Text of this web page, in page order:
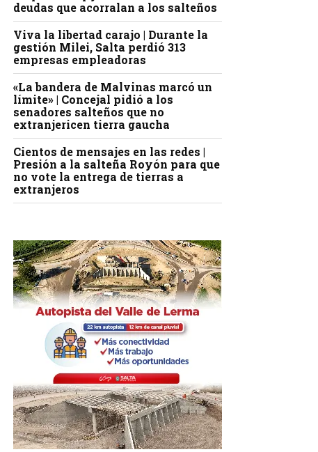
deudas que acorralan a los salteños
Viva la libertad carajo | Durante la
gestión Milei, Salta perdió 313
empresas empleadoras
«La bandera de Malvinas marcó un
límite» | Concejal pidió a los
senadores salteños que no
extranjericen tierra gaucha
Cientos de mensajes en las redes |
Presión a la salteña Royón para que
no vote la entrega de tierras a
extranjeros